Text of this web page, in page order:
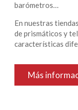
barómetros…
En nuestras
de prismáticos y
características
Más